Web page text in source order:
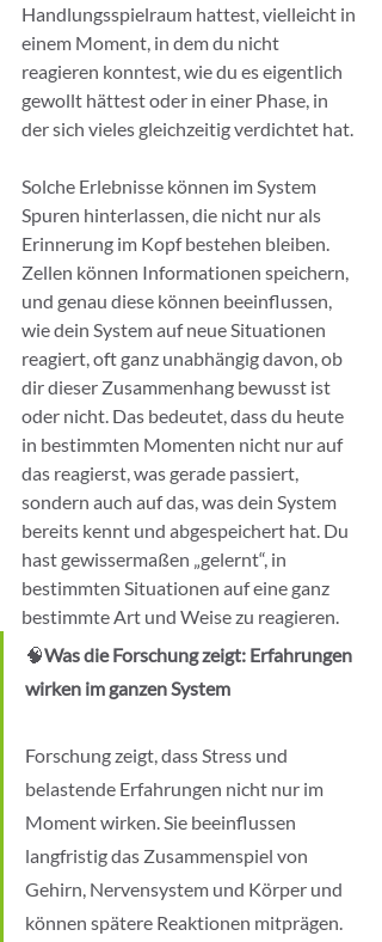
Handlungsspielraum hattest, vielleicht in
einem Moment, in dem du nicht
reagieren konntest, wie du es eigentlich
gewollt hättest oder in einer Phase, in
der sich vieles gleichzeitig verdichtet hat.
Solche Erlebnisse können im System
Spuren hinterlassen, die nicht nur als
Erinnerung im Kopf bestehen bleiben.
Zellen können Informationen speichern,
und genau diese können beeinflussen,
wie dein System auf neue Situationen
reagiert, oft ganz unabhängig davon, ob
dir dieser Zusammenhang bewusst ist
oder nicht. Das bedeutet, dass du heute
in bestimmten Momenten nicht nur auf
das reagierst, was gerade passiert,
sondern auch auf das, was dein System
bereits kennt und abgespeichert hat. Du
hast gewissermaßen „gelernt“, in
bestimmten Situationen auf eine ganz
bestimmte Art und Weise zu reagieren.
🧠Was die Forschung zeigt: Erfahrungen
wirken im ganzen System
Forschung zeigt, dass Stress und
belastende Erfahrungen nicht nur im
Moment wirken. Sie beeinflussen
langfristig das Zusammenspiel von
Gehirn, Nervensystem und Körper und
können spätere Reaktionen mitprägen.